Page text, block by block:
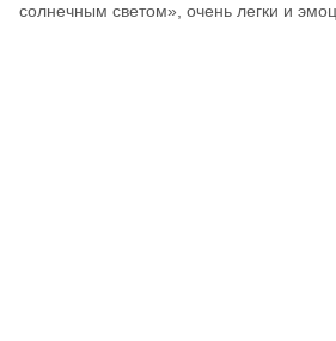
солнечным светом», очень легки и